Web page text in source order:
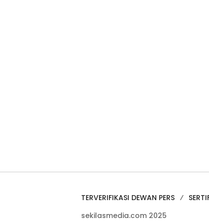
TERVERIFIKASI DEWAN PERS
sekilasmedia.com 2025